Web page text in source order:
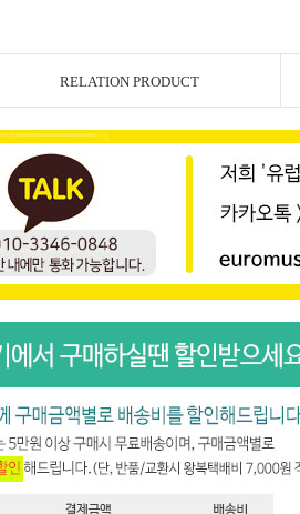
RELATION PRODUCT